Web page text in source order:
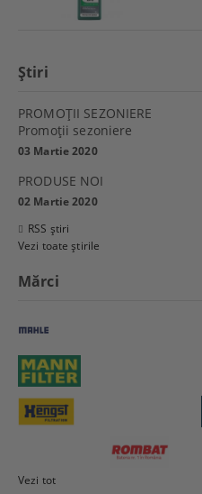
Ştiri
PROMOŢII SEZONIERE
Promoţii sezoniere
03 Martie 2020
PRODUSE NOI
02 Martie 2020
RSS știri
Vezi toate știrile
Mărci
Vezi tot